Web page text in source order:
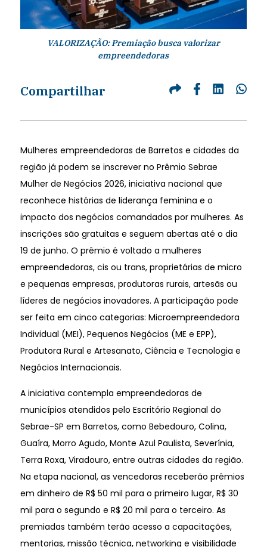
VALORIZAÇÃO: Premiação busca valorizar
empreendedoras
Compartilhar
Mulheres empreendedoras de Barretos e cidades da
região já podem se inscrever no Prêmio Sebrae
Mulher de Negócios 2026, iniciativa nacional que
reconhece histórias de liderança feminina e o
impacto dos negócios comandados por mulheres. As
inscrições são gratuitas e seguem abertas até o dia
19 de junho. O prêmio é voltado a mulheres
empreendedoras, cis ou trans, proprietárias de micro
e pequenas empresas, produtoras rurais, artesãs ou
líderes de negócios inovadores. A participação pode
ser feita em cinco categorias: Microempreendedora
Individual (MEI), Pequenos Negócios (ME e EPP),
Produtora Rural e Artesanato, Ciência e Tecnologia e
Negócios Internacionais.
A iniciativa contempla empreendedoras de
municípios atendidos pelo Escritório Regional do
Sebrae-SP em Barretos, como Bebedouro, Colina,
Guaíra, Morro Agudo, Monte Azul Paulista, Severínia,
Terra Roxa, Viradouro, entre outras cidades da região.
Na etapa nacional, as vencedoras receberão prêmios
em dinheiro de R$ 50 mil para o primeiro lugar, R$ 30
mil para o segundo e R$ 20 mil para o terceiro. As
premiadas também terão acesso a capacitações,
mentorias, missão técnica, networking e visibilidade